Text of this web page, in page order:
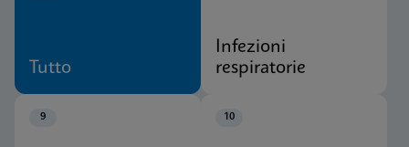
Tutto
Infezioni
respiratorie
9 10